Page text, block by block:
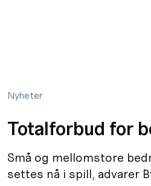
Nyheter
Totalforbud for
Små og mellomstore
settes nå i spill, advarer